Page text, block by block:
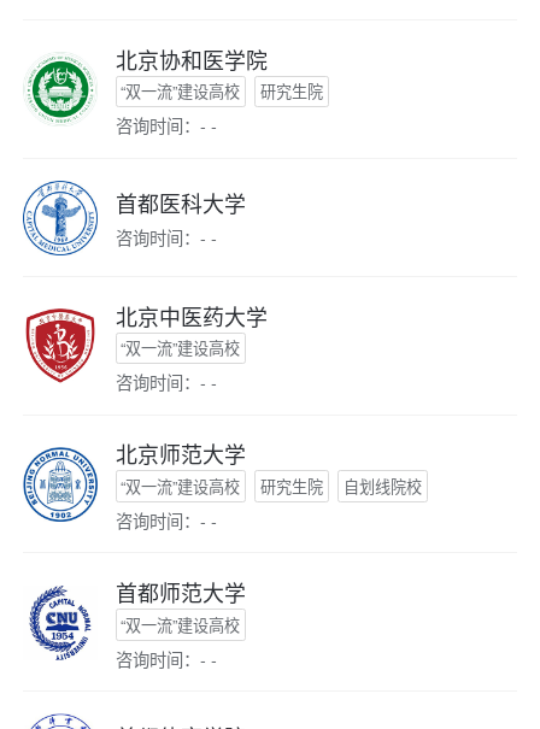
北京协和医学院
“双一流”建设高校 研究生院
咨询时间：- -
首都医科大学
咨询时间：- -
北京中医药大学
“双一流”建设高校
咨询时间：- -
北京师范大学
“双一流”建设高校 研究生院 自划线院校
咨询时间：- -
首都师范大学
“双一流”建设高校
咨询时间：- -